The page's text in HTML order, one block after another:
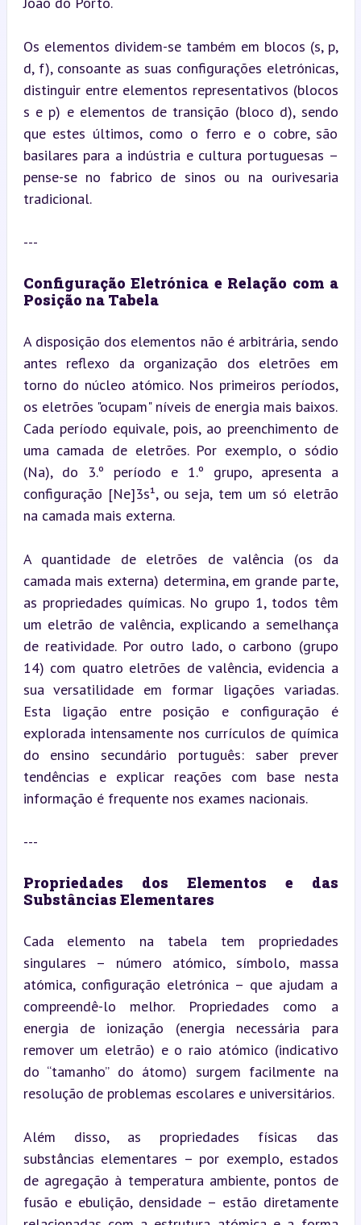
Os elementos dividem-se também em blocos (s, p,
d, f), consoante as suas configurações eletrónicas,
distinguir entre elementos representativos (blocos
s e p) e elementos de transição (bloco d), sendo
que estes últimos, como o ferro e o cobre, são
basilares para a indústria e cultura portuguesas –
pense-se no fabrico de sinos ou na ourivesaria
tradicional.
---
Configuração Eletrónica e Relação com a
Posição na Tabela
A disposição dos elementos não é arbitrária, sendo
antes reflexo da organização dos eletrões em
torno do núcleo atómico. Nos primeiros períodos,
os eletrões "ocupam" níveis de energia mais baixos.
Cada período equivale, pois, ao preenchimento de
uma camada de eletrões. Por exemplo, o sódio
(Na), do 3.º período e 1.º grupo, apresenta a
configuração [Ne]3s¹, ou seja, tem um só eletrão
na camada mais externa.
A quantidade de eletrões de valência (os da
camada mais externa) determina, em grande parte,
as propriedades químicas. No grupo 1, todos têm
um eletrão de valência, explicando a semelhança
de reatividade. Por outro lado, o carbono (grupo
14) com quatro eletrões de valência, evidencia a
sua versatilidade em formar ligações variadas.
Esta ligação entre posição e configuração é
explorada intensamente nos currículos de química
do ensino secundário português: saber prever
tendências e explicar reações com base nesta
informação é frequente nos exames nacionais.
---
Propriedades dos Elementos e das
Substâncias Elementares
Cada elemento na tabela tem propriedades
singulares – número atómico, símbolo, massa
atómica, configuração eletrónica – que ajudam a
compreendê-lo melhor. Propriedades como a
energia de ionização (energia necessária para
remover um eletrão) e o raio atómico (indicativo
do “tamanho” do átomo) surgem facilmente na
resolução de problemas escolares e universitários.
Além disso, as propriedades físicas das
substâncias elementares – por exemplo, estados
de agregação à temperatura ambiente, pontos de
fusão e ebulição, densidade – estão diretamente